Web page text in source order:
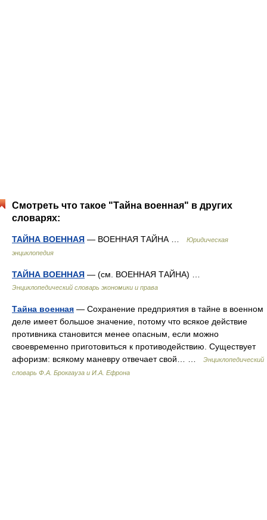
Смотреть что такое "Тайна военная" в других
словарях:
ТАЙНА ВОЕННАЯ — ВОЕННАЯ ТАЙНА …
Юридическая
энциклопедия
ТАЙНА ВОЕННАЯ — (см. ВОЕННАЯ ТАЙНА) …
Энциклопедический словарь экономики и права
Тайна военная — Сохранение предприятия в тайне в военном
деле имеет большое значение, потому что всякое действие
противника становится менее опасным, если можно
своевременно приготовиться к противодействию. Существует
афоризм: всякому маневру отвечает свой… …
Энциклопедический
словарь Ф.А. Брокгауза и И.А. Ефрона